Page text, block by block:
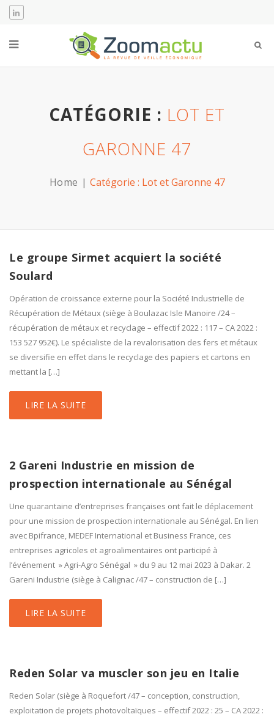
CATÉGORIE : LOT ET
GARONNE 47
Home Catégorie : Lot et Garonne 47
Le groupe Sirmet acquiert la société
Soulard
Opération de croissance externe pour la Société Industrielle de
Récupération de Métaux (siège à Boulazac Isle Manoire /24 –
récupération de métaux et recyclage – effectif 2022 : 117 – CA 2022 :
153 527 952€). Le spécialiste de la revalorisation des fers et métaux
se diversifie en effet dans le recyclage des papiers et cartons en
mettant la […]
LIRE LA SUITE
2 Gareni Industrie en mission de
prospection internationale au Sénégal
Une quarantaine d’entreprises françaises ont fait le déplacement
pour une mission de prospection internationale au Sénégal. En lien
avec Bpifrance, MEDEF International et Business France, ces
entreprises agricoles et agroalimentaires ont participé à
l’événement » Agri-Agro Sénégal » du 9 au 12 mai 2023 à Dakar. 2
Gareni Industrie (siège à Calignac /47 – construction de […]
LIRE LA SUITE
Reden Solar va muscler son jeu en Italie
Reden Solar (siège à Roquefort /47 – conception, construction,
exploitation de projets photovoltaïques – effectif 2022 : 25 – CA 2022 :